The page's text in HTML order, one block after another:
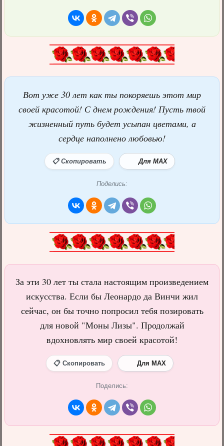
Вот уже 30 лет как ты покоряешь этот мир
своей красотой! С днем рождения! Пусть твой
жизненный путь будет усыпан цветами, а
сердце наполнено любовью!
📋 Скопировать Для MAX
Поделись:
За эти 30 лет ты стала настоящим произведением
искусства. Если бы Леонардо да Винчи жил
сейчас, он бы точно попросил тебя позировать
для новой "Моны Лизы". Продолжай
вдохновлять мир своей красотой!
📋 Скопировать Для MAX
Поделись: